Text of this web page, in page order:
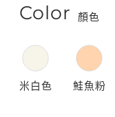
聯絡我們
Color 顏色
米白色 鮭魚粉